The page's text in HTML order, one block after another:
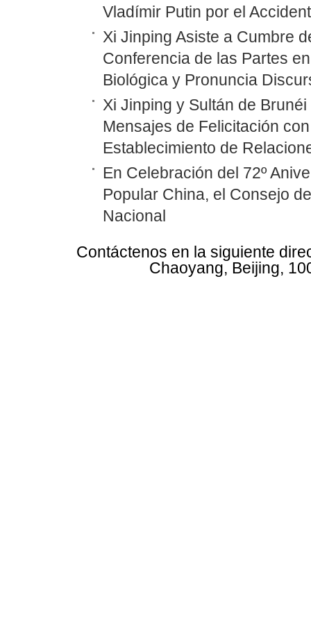
Vladímir Putin por el
Xi Jinping Asiste a Cumbre
Conferencia de las Partes
Biológica y Pronuncia
Xi Jinping y Sultán de
Mensajes de Felicitación
Establecimiento de
En Celebración del 72º
Popular China, el Consejo
Nacional
Contáctenos en la siguiente
Chaoyang, Beijing,